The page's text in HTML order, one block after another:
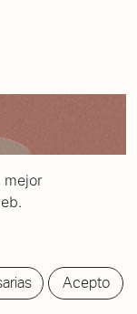
mejor
Acepto